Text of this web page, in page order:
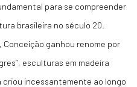
para se compreender
brasileira no século 20.
ganhou renome por
esculturas em madeira
incessantemente ao longo